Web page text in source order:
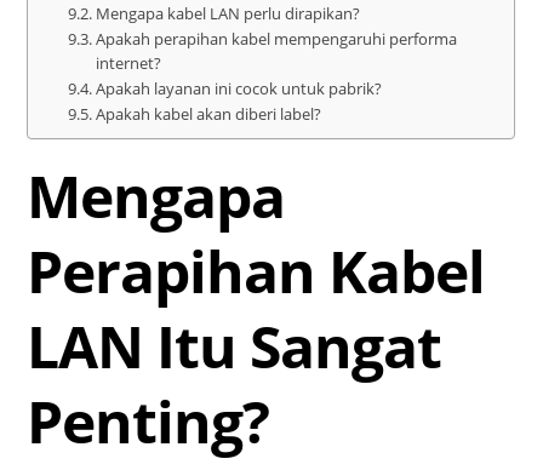
Mengapa kabel LAN perlu dirapikan?
Apakah perapihan kabel mempengaruhi performa
internet?
Apakah layanan ini cocok untuk pabrik?
Apakah kabel akan diberi label?
Mengapa
Perapihan Kabel
LAN Itu Sangat
Penting?